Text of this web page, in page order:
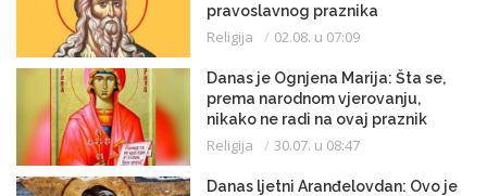
pravoslavnog praznika
Religija 02.08. u 07:09
Danas je Ognjena Marija: Šta se,
prema narodnom vjerovanju,
nikako ne radi na ovaj praznik
Religija 30.07. u 08:47
Danas ljetni Aranđelovdan: Ovo je